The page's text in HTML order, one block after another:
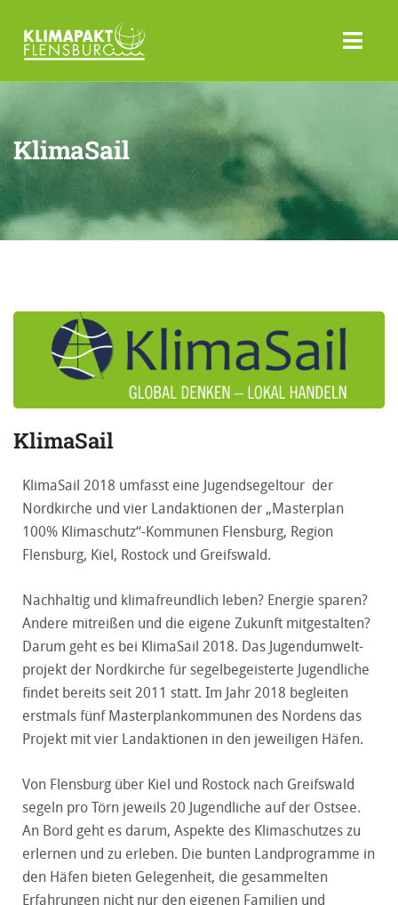
KlimaSail
KlimaSail
KlimaSail 2018 umfasst eine Jugendsegeltour der
Nordkirche und vier Landaktionen der „Masterplan
100% Klimaschutz“-Kommunen Flensburg, Region
Flensburg, Kiel, Rostock und Greifswald.
Nachhaltig und klimafreundlich leben? Energie sparen?
Andere mitreißen und die eigene Zukunft mitgestalten?
Darum geht es bei KlimaSail 2018. Das Jugendumwelt-
projekt der Nordkirche für segelbegeisterte Jugendliche
ﬁndet bereits seit 2011 statt. Im Jahr 2018 begleiten
erstmals fünf Masterplankommunen des Nordens das
Projekt mit vier Landaktionen in den jeweiligen Häfen.
Von Flensburg über Kiel und Rostock nach Greifswald
segeln pro Törn jeweils 20 Jugendliche auf der Ostsee.
An Bord geht es darum, Aspekte des Klimaschutzes zu
erlernen und zu erleben. Die bunten Landprogramme in
den Häfen bieten Gelegenheit, die gesammelten
Erfahrungen nicht nur den eigenen Familien und